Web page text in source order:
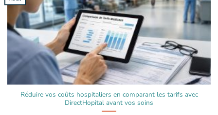
Réduire vos coûts hospitaliers en comparant les tarifs avec
DirectHopital avant vos soins